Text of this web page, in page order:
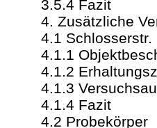
3.5.4 Fazit
4. Zusätzliche
4.1 Schlosserstr.
4.1.1
4.1.2
4.1.3
4.1.4 Fazit
4.2 Probekörper